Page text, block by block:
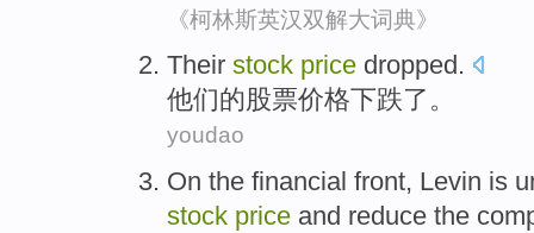
《柯林斯英汉双解大词典》
Their stock price dropped .
他们的股票价格下跌了 。
youdao
On the financial front, Levin is
stock price and reduce the